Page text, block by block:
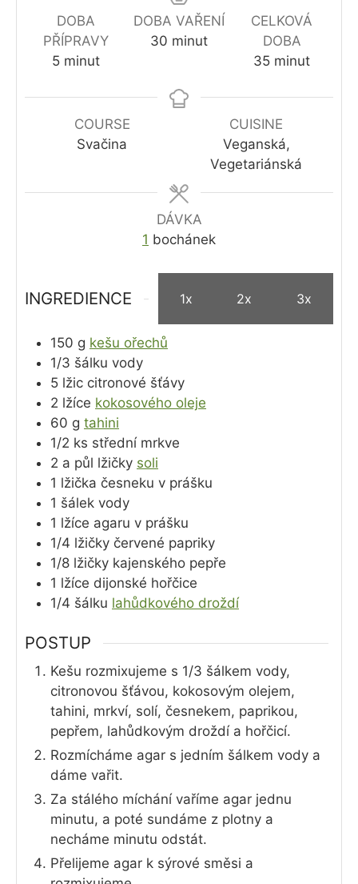
DOBA
PŘÍPRAVY
5minutes
minut
DOBA VAŘENÍ
30 minutes
minut
CELKOVÁ
DOBA
35minutes
minut
COURSE
Svačina
CUISINE
Veganská,
Vegetariánská
DÁVKA
1 bochánek
INGREDIENCE 1x 2x 3x
150 g kešu ořechů
1/3 šálku vody
5 lžic citronové šťávy
2 lžíce kokosového oleje
60 g tahini
1/2 ks střední mrkve
2 a půl lžičky soli
1 lžička česneku v prášku
1 šálek vody
1 lžíce agaru v prášku
1/4 lžičky červené papriky
1/8 lžičky kajenského pepře
1 lžíce dijonské hořčice
1/4 šálku lahůdkového droždí
POSTUP
Kešu rozmixujeme s 1/3 šálkem vody,
citronovou šťávou, kokosovým olejem,
tahini, mrkví, solí, česnekem, paprikou,
pepřem, lahůdkovým droždí a hořčicí.
Rozmícháme agar s jedním šálkem vody a
dáme vařit.
Za stálého míchání vaříme agar jednu
minutu, a poté sundáme z plotny a
necháme minutu odstát.
Přelijeme agar k sýrové směsi a